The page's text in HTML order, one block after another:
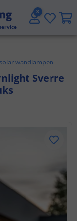
in huis
en BEwandlampen
Sverre